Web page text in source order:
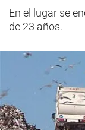
En el lugar se
de 23 años.